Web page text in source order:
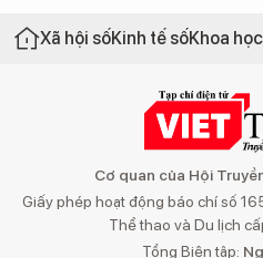
Xã hội sốKinh tế sốKhoa
Cơ quan của Hội
Giấy phép hoạt động báo chí số
Thể thao và Du lịch
Tổng Biên tập: